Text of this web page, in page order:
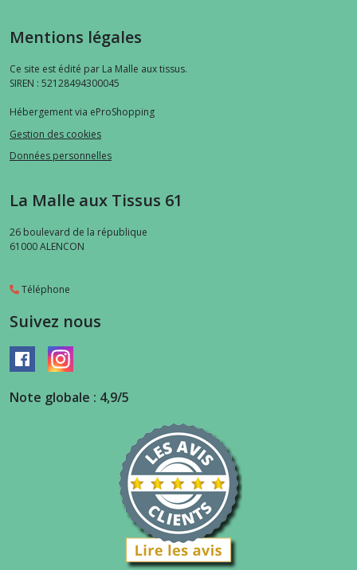
Mentions légales
Ce site est édité par La Malle aux tissus.
SIREN : 52128494300045
Hébergement via eProShopping
Gestion des cookies
Données personnelles
La Malle aux Tissus 61
26 boulevard de la république
61000ALENCON
Téléphone
Suivez nous
Note globale : 4,9/5